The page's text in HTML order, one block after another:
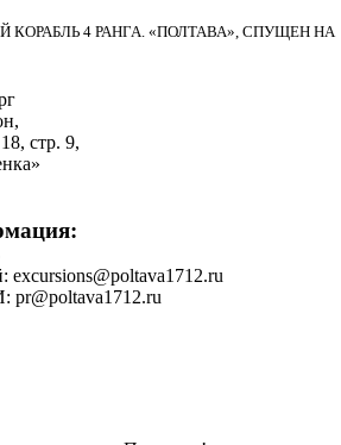
4 РАНГА. «ПОЛТАВА», СПУЩЕН НА
стр. 9,
excursions@poltava1712.ru
pr@poltava1712.ru